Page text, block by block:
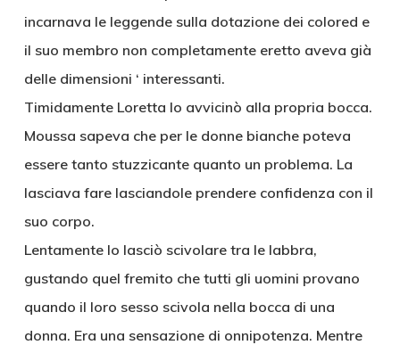
incarnava le leggende sulla dotazione dei colored e
il suo membro non completamente eretto aveva già
delle dimensioni ‘ interessanti.
Timidamente Loretta lo avvicinò alla propria bocca.
Moussa sapeva che per le donne bianche poteva
essere tanto stuzzicante quanto un problema. La
lasciava fare lasciandole prendere confidenza con il
suo corpo.
Lentamente lo lasciò scivolare tra le labbra,
gustando quel fremito che tutti gli uomini provano
quando il loro sesso scivola nella bocca di una
donna. Era una sensazione di onnipotenza. Mentre